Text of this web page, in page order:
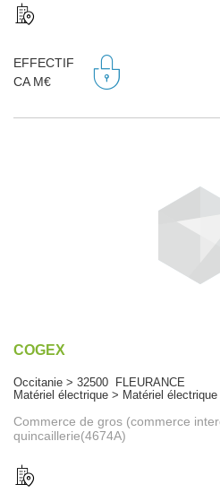
EFFECTIF
CA M€
COGEX
Occitanie > 32500 FLEURANCE
Matériel électrique > Matériel électrique
Commerce de gros (commerce
quincaillerie(4674A)